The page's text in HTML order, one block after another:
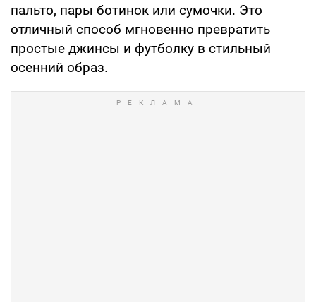
пальто, пары ботинок или сумочки. Это
отличный способ мгновенно превратить
простые джинсы и футболку в стильный
осенний образ.